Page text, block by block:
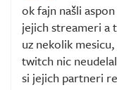
ok fajn našli
jejich streameri a
uz nekolik
twitch nic
si jejich partneri